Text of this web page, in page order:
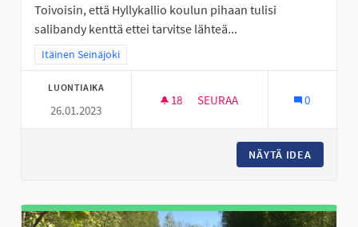
Toivoisin, että Hyllykallio koulun pihaan tulisi
salibandy kenttä ettei tarvitse lähteä...
Rajaa tulokset teeman mukaan: Itäinen Seinäjoki
Itäinen Seinäjoki
LUONTIAIKA
26.01.2023
18 18 SEURAAJAA
SEURAA 0
NÄYTÄ IDEA